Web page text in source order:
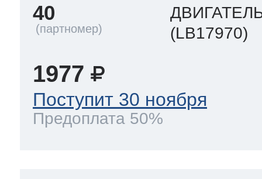
40
(LB17970)
1977
Поступит 30 ноября
Предоплата 50%